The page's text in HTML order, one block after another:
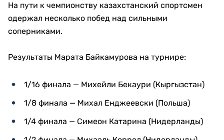
На пути к чемпионству казахстанский спортсмен
одержал несколько побед над сильными
соперниками.
Результаты Марата Байкамурова на турнире:
1/16 финала — Михейли Бекаури (Кыргызстан)
1/8 финала — Михал Енджеевски (Польша)
1/4 финала — Симеон Катарина (Нидерланды)